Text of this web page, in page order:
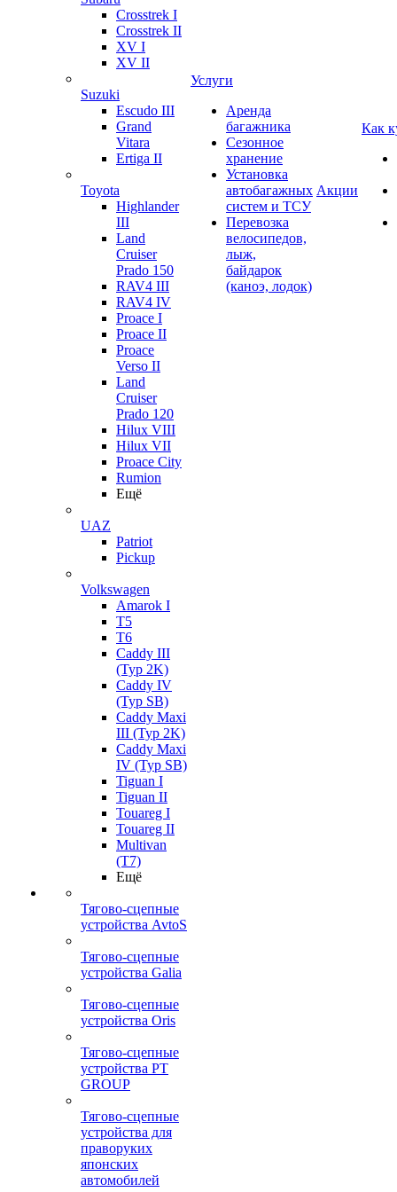
Crosstrek I
Crosstrek II
XV I
XV II
Suzuki
Escudo III
Grand
Vitara
Ertiga II
Toyota
Highlander
III
Land
Cruiser
Prado 150
RAV4 III
RAV4 IV
Proace I
Proace II
Proace
Verso II
Land
Cruiser
Prado 120
Hilux VIII
Hilux VII
Proace City
Rumion
Ещё
UAZ
Patriot
Pickup
Volkswagen
Amarok I
T5
T6
Caddy III
(Typ 2K)
Caddy IV
(Typ SB)
Caddy Maxi
III (Typ 2K)
Caddy Maxi
IV (Typ SB)
Tiguan I
Tiguan II
Touareg I
Touareg II
Multivan
(T7)
Ещё
Тягово-сцепные
устройства AvtoS
Тягово-сцепные
устройства Galia
Тягово-сцепные
устройства Oris
Тягово-сцепные
устройства PT
GROUP
Тягово-сцепные
устройства для
праворуких
японских
автомобилей
Услуги
Аренда
багажника
Сезонное
хранение
Установка
автобагажных
систем и ТСУ
Перевозка
велосипедов,
лыж,
байдарок
(каноэ, лодок)
Акции
Как